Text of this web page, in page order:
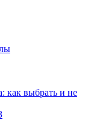
как выбрать и не